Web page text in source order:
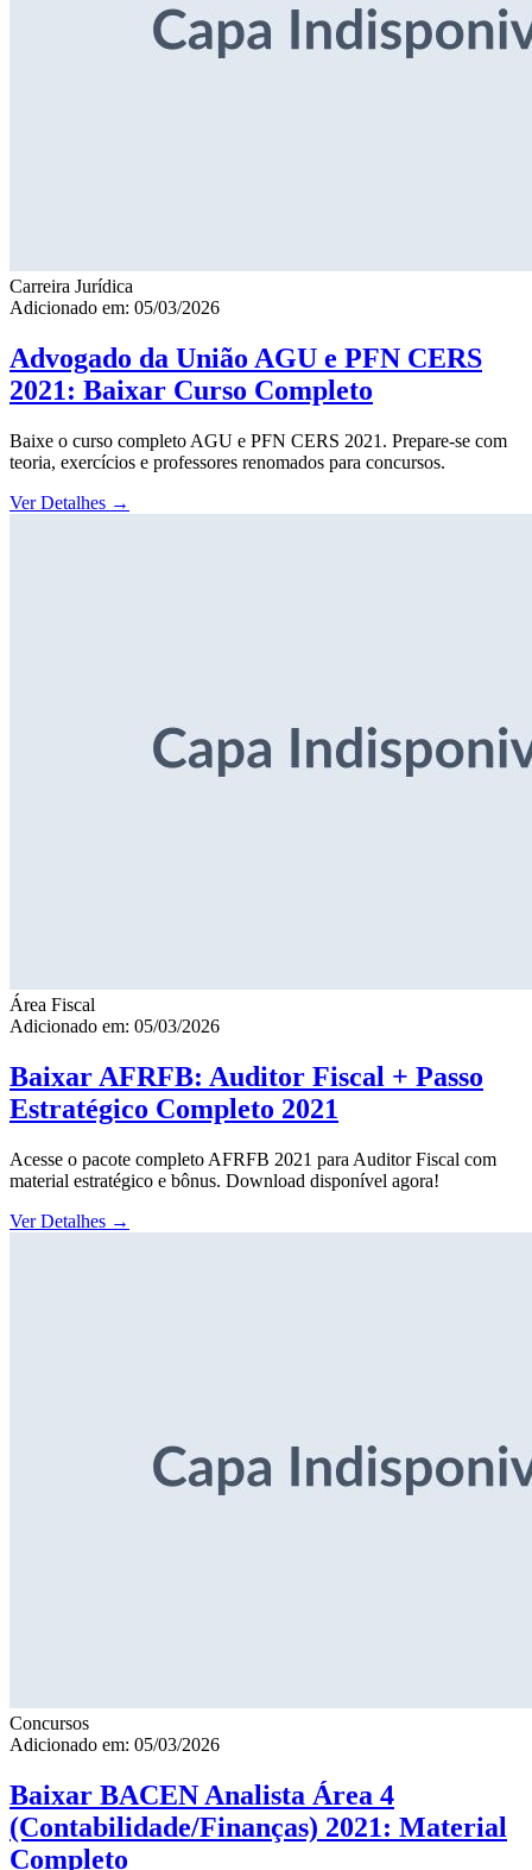
Carreira Jurídica
Adicionado em: 05/03/2026
Advogado da União AGU e PFN CERS
2021: Baixar Curso Completo
Baixe o curso completo AGU e PFN CERS 2021. Prepare-se com
teoria, exercícios e professores renomados para concursos.
Ver Detalhes →
Área Fiscal
Adicionado em: 05/03/2026
Baixar AFRFB: Auditor Fiscal + Passo
Estratégico Completo 2021
Acesse o pacote completo AFRFB 2021 para Auditor Fiscal com
material estratégico e bônus. Download disponível agora!
Ver Detalhes →
Concursos
Adicionado em: 05/03/2026
Baixar BACEN Analista Área 4
(Contabilidade/Finanças) 2021: Material
Completo